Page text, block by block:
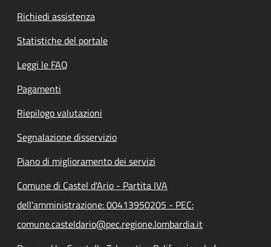
Richiedi assistenza
Statistiche del portale
Leggi le FAQ
Pagamenti
Riepilogo valutazioni
Segnalazione disservizio
Piano di miglioramento dei servizi
Comune di Castel d'Ario - Partita IVA
dell'amministrazione: 00413950205 - PEC:
comune.casteldario@pec.regione.lombardia.it